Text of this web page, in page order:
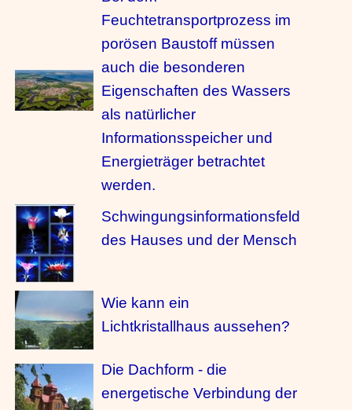
Feuchtetransportprozess im
porösen Baustoff müssen
auch die besonderen
Eigenschaften des Wassers
als natürlicher
Informationsspeicher und
Energieträger betrachtet
werden.
Schwingungsinformationsfeld
des Hauses und der Mensch
Wie kann ein
Lichtkristallhaus aussehen?
Die Dachform - die
energetische Verbindung der